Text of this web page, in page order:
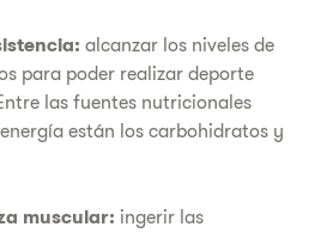
alcanzar los niveles de
para poder realizar deporte
las fuentes nutricionales
están los carbohidratos y
muscular: ingerir las